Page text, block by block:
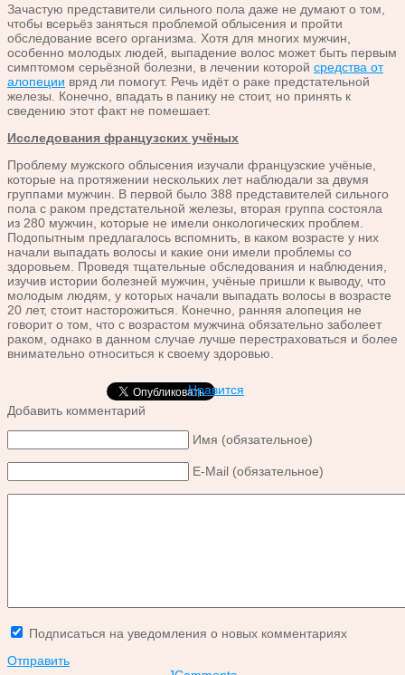
Зачастую представители сильного пола даже не думают о том,
чтобы всерьёз заняться проблемой облысения и пройти
обследование всего организма. Хотя для многих мужчин,
особенно молодых людей, выпадение волос может быть первым
симптомом серьёзной болезни, в лечении которой средства от
алопеции вряд ли помогут. Речь идёт о раке предстательной
железы. Конечно, впадать в панику не стоит, но принять к
сведению этот факт не помешает.
Исследования французских учёных
Проблему мужского облысения изучали французские учёные,
которые на протяжении нескольких лет наблюдали за двумя
группами мужчин. В первой было 388 представителей сильного
пола с раком предстательной железы, вторая группа состояла
из 280 мужчин, которые не имели онкологических проблем.
Подопытным предлагалось вспомнить, в каком возрасте у них
начали выпадать волосы и какие они имели проблемы со
здоровьем. Проведя тщательные обследования и наблюдения,
изучив истории болезней мужчин, учёные пришли к выводу, что
молодым людям, у которых начали выпадать волосы в возрасте
20 лет, стоит насторожиться. Конечно, ранняя алопеция не
говорит о том, что с возрастом мужчина обязательно заболеет
раком, однако в данном случае лучше перестраховаться и более
внимательно относиться к своему здоровью.
Нравится
Добавить комментарий
Имя (обязательное)
E-Mail (обязательное)
Подписаться на уведомления о новых комментариях
Отправить